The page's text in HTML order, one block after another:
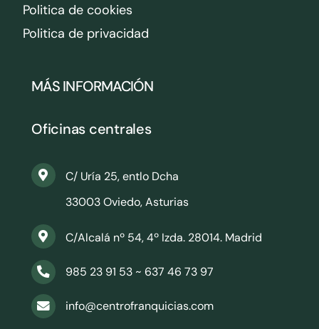
Politica de cookies
Politica de privacidad
MÁS INFORMACIÓN
Oficinas centrales
C/ Uría 25, entlo Dcha
33003 Oviedo, Asturias
C/Alcalá nº 54, 4º Izda. 28014. Madrid
985 23 91 53 ~ 637 46 73 97
info@centrofranquicias.com